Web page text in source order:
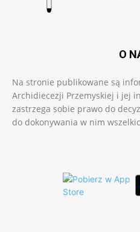
O
Na stronie publikowane są
Archidiecezji Przemyskiej i jej
zastrzega sobie prawo do
do dokonywania w nim